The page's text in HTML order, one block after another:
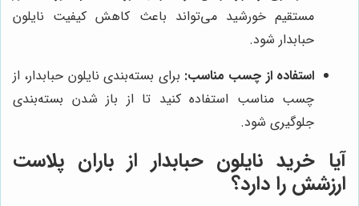
مستقیم خورشید می‌تواند باعث کاهش کیفیت نایلون
حبابدار شود.
استفاده از چسب مناسب: برای بسته‌بندی نایلون حبابدار، از
چسب مناسب استفاده کنید تا از باز شدن بسته‌بندی
جلوگیری شود.
آیا خرید نایلون حبابدار ازباران پلاست
ارزشش را دارد؟